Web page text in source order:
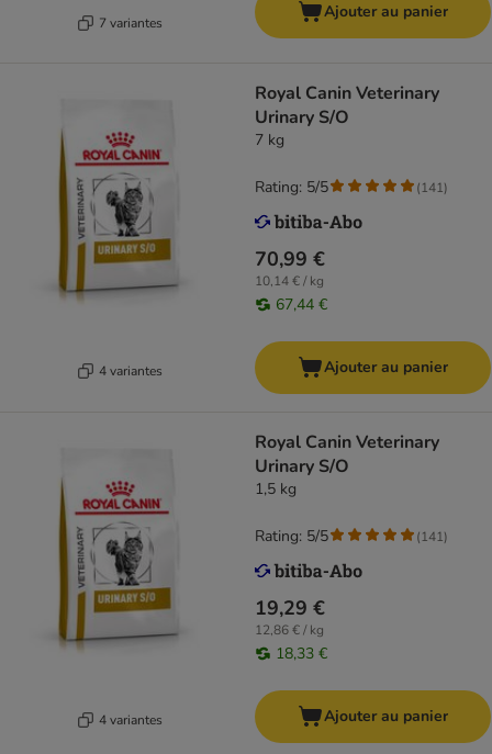
7 variantes
Ajouter au panier
4 variantes
Royal Canin Veterinary
Urinary S/O
7 kg
70,99 €
10,14 € / kg
67,44 €
Rating: 5/5 (141)
Ajouter au panier
4 variantes
Royal Canin Veterinary
Urinary S/O
1,5 kg
19,29 €
12,86 € / kg
18,33 €
Rating: 5/5 (141)
Ajouter au panier